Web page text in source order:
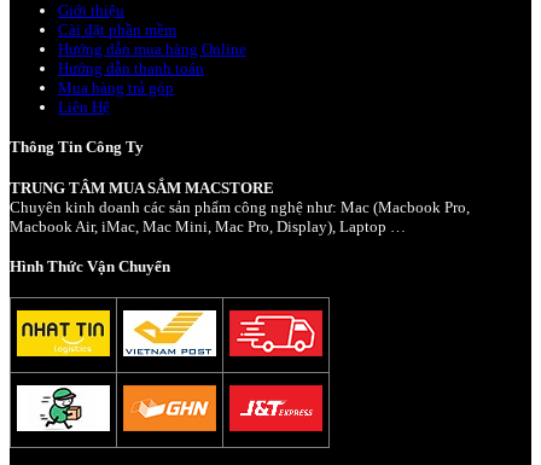
Giới thiệu
Cài đặt phần mềm
Hướng dẫn mua hàng Online
Hướng dẫn thanh toán
Mua hàng trả góp
Liên Hệ
Thông Tin Công Ty
TRUNG TÂM MUA SẮM MACSTORE
Chuyên kinh doanh các sản phẩm công nghệ như: Mac (Macbook Pro,
Macbook Air, iMac, Mac Mini, Mac Pro, Display), Laptop …
Hình Thức Vận Chuyển